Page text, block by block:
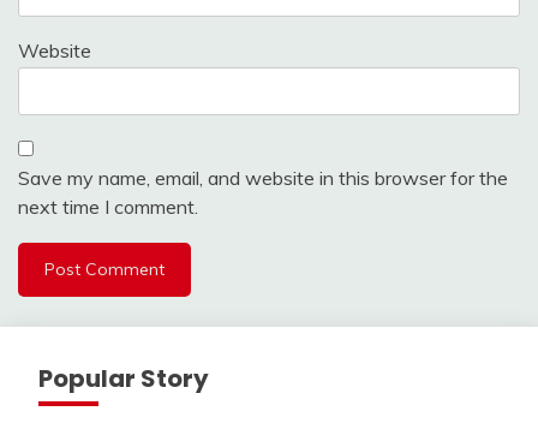
Website
Save my name, email, and website in this browser for the
next time I comment.
Popular Story